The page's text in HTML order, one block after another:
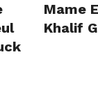
Mame
Khalif